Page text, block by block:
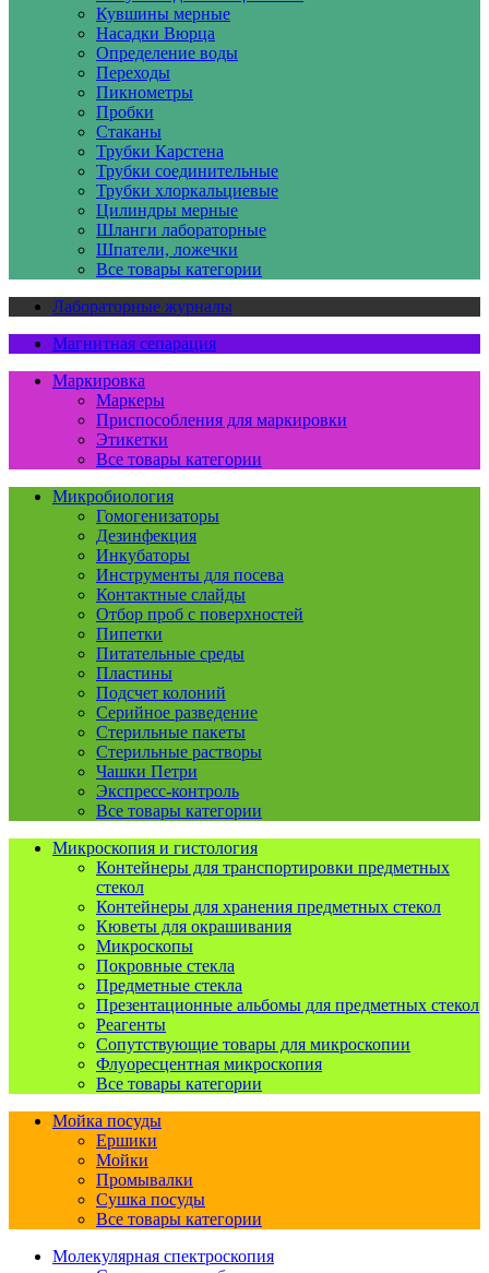
Кувшины мерные
Насадки Вюрца
Определение воды
Переходы
Пикнометры
Пробки
Стаканы
Трубки Карстена
Трубки соединительные
Трубки хлоркальциевые
Цилиндры мерные
Шланги лабораторные
Шпатели, ложечки
Все товары категории
Лабораторные журналы
Магнитная сепарация
Маркировка
Маркеры
Приспособления для маркировки
Этикетки
Все товары категории
Микробиология
Гомогенизаторы
Дезинфекция
Инкубаторы
Инструменты для посева
Контактные слайды
Отбор проб с поверхностей
Пипетки
Питательные среды
Пластины
Подсчет колоний
Серийное разведение
Стерильные пакеты
Стерильные растворы
Чашки Петри
Экспресс-контроль
Все товары категории
Микроскопия и гистология
Контейнеры для транспортировки предметных
стекол
Контейнеры для хранения предметных стекол
Кюветы для окрашивания
Микроскопы
Покровные стекла
Предметные стекла
Презентационные альбомы для предметных стекол
Реагенты
Сопутствующие товары для микроскопии
Флуоресцентная микроскопия
Все товары категории
Мойка посуды
Ершики
Мойки
Промывалки
Сушка посуды
Все товары категории
Молекулярная спектроскопия